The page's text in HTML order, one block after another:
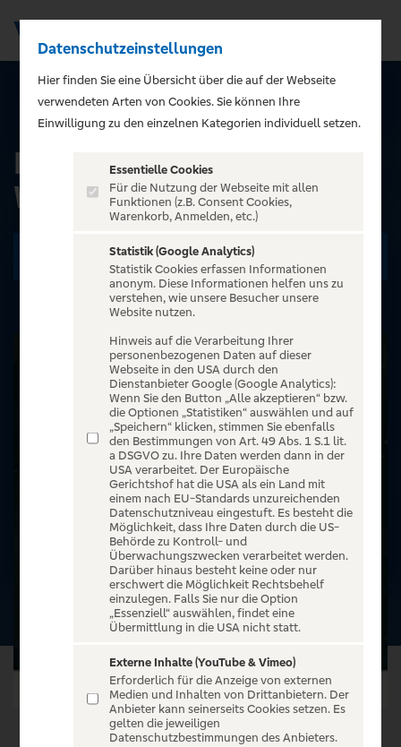
ALLE EVENTS
HÖHNER - Höhner
Weihnacht 2026
Zu den Terminen
Datenschutzeinstellungen
Hier finden Sie eine Übersicht über die auf der Webseite
verwendeten Arten von Cookies. Sie können Ihre
Einwilligung zu den einzelnen Kategorien individuell setzen.
Essentielle Cookies
Für die Nutzung der Webseite mit allen
Funktionen (z.B. Consent Cookies,
Warenkorb, Anmelden, etc.)
Statistik (Google Analytics)
Statistik Cookies erfassen Informationen
anonym. Diese Informationen helfen uns zu
verstehen, wie unsere Besucher unsere
Website nutzen.
Hinweis auf die Verarbeitung Ihrer
personenbezogenen Daten auf dieser
Webseite in den USA durch den
Dienstanbieter Google (Google Analytics):
Wenn Sie den Button „Alle akzeptieren“ bzw.
die Optionen „Statistiken“ auswählen und auf
„Speichern“ klicken, stimmen Sie ebenfalls
den Bestimmungen von Art. 49 Abs. 1 S.1 lit.
a DSGVO zu. Ihre Daten werden dann in der
USA verarbeitet. Der Europäische
Gerichtshof hat die USA als ein Land mit
einem nach EU-Standards unzureichenden
Datenschutzniveau eingestuft. Es besteht die
Möglichkeit, dass Ihre Daten durch die US-
Behörde zu Kontroll- und
Überwachungszwecken verarbeitet werden.
Darüber hinaus besteht keine oder nur
erschwert die Möglichkeit Rechtsbehelf
einzulegen. Falls Sie nur die Option
„Essenziell“ auswählen, findet eine
Übermittlung in die USA nicht statt.
Externe Inhalte (YouTube & Vimeo)
Erforderlich für die Anzeige von externen
Medien und Inhalten von Drittanbietern. Der
Anbieter kann seinerseits Cookies setzen. Es
gelten die jeweiligen
Datenschutzbestimmungen des Anbieters.